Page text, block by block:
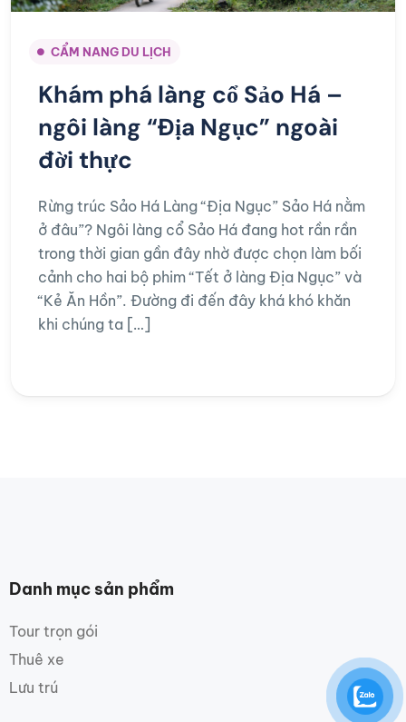
CẨM NANG DU LỊCH
Khám phá làng cổ Sảo Há –
ngôi làng “Địa Ngục” ngoài
đời thực
Rừng trúc Sảo Há Làng “Địa Ngục” Sảo Há nằm
ở đâu”? Ngôi làng cổ Sảo Há đang hot rần rần
trong thời gian gần đây nhờ được chọn làm bối
cảnh cho hai bộ phim “Tết ở làng Địa Ngục” và
“Kẻ Ăn Hồn”. Đường đi đến đây khá khó khăn
khi chúng ta […]
Danh mục sản phẩm
Tour trọn gói
Thuê xe
Lưu trú